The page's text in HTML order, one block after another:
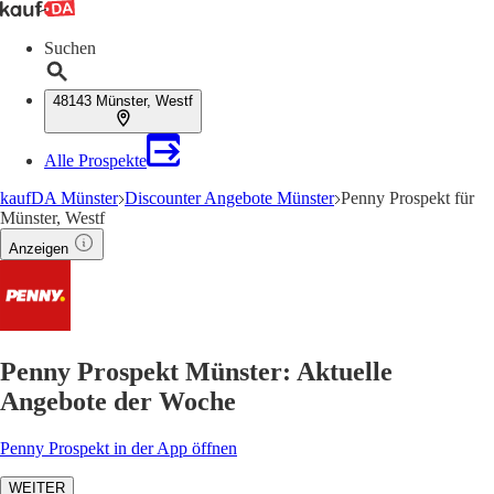
Suchen
48143 Münster, Westf
Alle Prospekte
kaufDA Münster Discounter Angebote Münster Penny Prospekt für
Münster, Westf
Anzeigen
Penny Prospekt Münster: Aktuelle
Angebote der Woche
Penny Prospekt in der App öffnen
WEITER